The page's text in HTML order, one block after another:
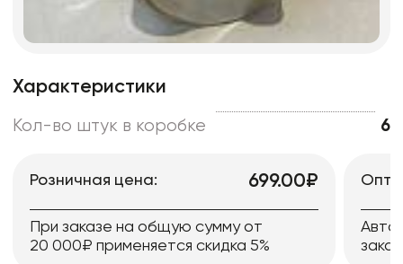
Характеристики
Кол-во штук в коробке 6
Розничная цена: 699.00₽
При заказе на общую сумму от
20 000₽ применяется скидка 5%